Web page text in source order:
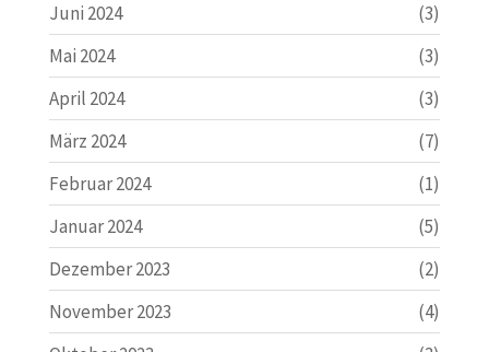
Juni 2024
(3)
Mai 2024
(3)
April 2024
(3)
März 2024
(7)
Februar 2024
(1)
Januar 2024
(5)
Dezember 2023
(2)
November 2023
(4)